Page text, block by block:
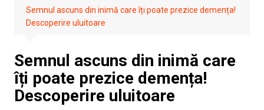
Semnul ascuns din inimă care îți poate prezice demența!
Descoperire uluitoare
Semnul ascuns din inimă care
îți poate prezice demența!
Descoperire uluitoare